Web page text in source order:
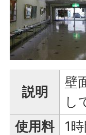
説明
壁
し
使用料
1